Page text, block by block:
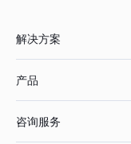
解决方案
产品
咨询服务